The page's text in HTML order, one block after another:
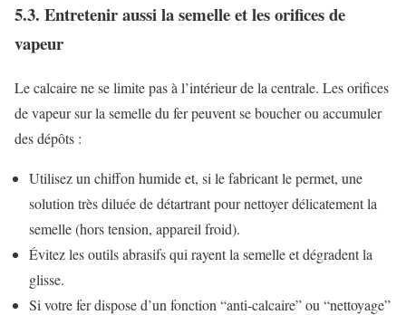
5.3. Entretenir aussi la semelle et les orifices de
vapeur
Le calcaire ne se limite pas à l’intérieur de la centrale. Les orifices
de vapeur sur la semelle du fer peuvent se boucher ou accumuler
des dépôts :
Utilisez un chiffon humide et, si le fabricant le permet, une
solution très diluée de détartrant pour nettoyer délicatement la
semelle (hors tension, appareil froid).
Évitez les outils abrasifs qui rayent la semelle et dégradent la
glisse.
Si votre fer dispose d’un fonction “anti-calcaire” ou “nettoyage”